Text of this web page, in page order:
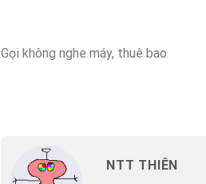
Gọi không nghe máy, thuê bao
NTT THIÊN